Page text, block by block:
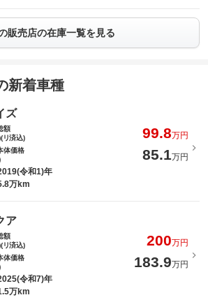
販売店の在庫一覧を見る
新着車種
ズ
額
リ済込)
99.8万円
体価格
85.1万円
令和1)年
万km
ア
額
リ済込)
200万円
体価格
183.9万円
令和7)年
万km